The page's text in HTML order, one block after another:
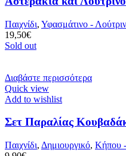
Παιχνίδι, Υφασμάτινο -
19,50€
Sold out
Διαβάστε περισσότερα
Quick view
Add to wishlist
Σετ Παραλίας
Παιχνίδι, Δημιουργικό, Κήπου